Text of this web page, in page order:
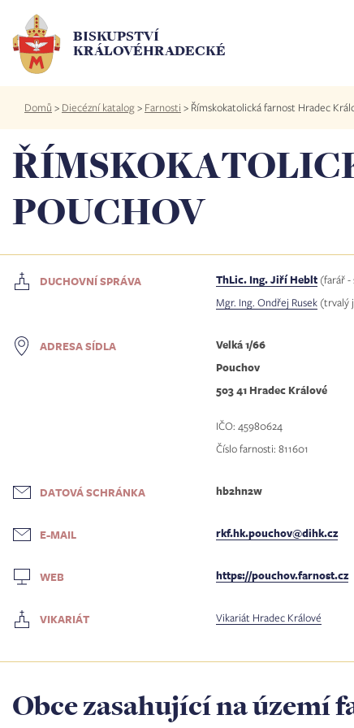
hlavnímu
obsahu
BISKUPSTVÍ
KRÁLOVÉHRADECKÉ
Drobečková
navigace
Domů > Diecézní katalog> Farnosti > Římskokatolická farnost Hradec
POUCHOV
DUCHOVNÍ SPRÁVA ThLic. Ing. Jiří Heblt (farář -
Mgr. Ing. Ondřej Rusek (trvalý
ADRESA SÍDLA
Velká 1/66
Pouchov
503 41 Hradec Králové
IČO: 45980624
Číslo farnosti: 811601
DATOVÁ SCHRÁNKA hb2hn2w
E-MAIL rkf.hk.pouchov@dihk.cz
WEB https://pouchov.farnost.cz
VIKARIÁT Vikariát Hradec Králové
Obce zasahující na území